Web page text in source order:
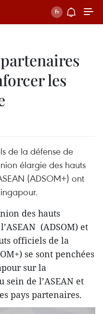
partenaires
les
de la défense de
élargie des hauts
(ADSOM+) ont
des hauts
(ADSOM) et
officiels de la
se sont penchées
sur la
sein de l’ASEAN et
pays partenaires.